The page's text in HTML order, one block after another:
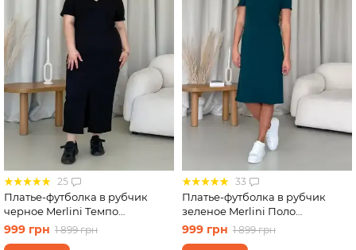
25
Платье-футболка в рубчик
черное Merlini Темпо
700001541 размер 2XL-3XL
999 грн 1 899 грн
33
Платье-футболка в рубчик
зеленое Merlini Поло
700001565 размер L-XL
999 грн 1 899 грн